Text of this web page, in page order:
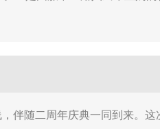
伴随二周年庆典一同到来。